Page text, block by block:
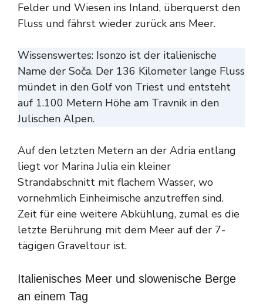
Felder und Wiesen ins Inland, überquerst den
Fluss und fährst wieder zurück ans Meer.
Wissenswertes: Isonzo ist der italienische
Name der Soča. Der 136 Kilometer lange Fluss
mündet in den Golf von Triest und entsteht
auf 1.100 Metern Höhe am Travnik in den
Julischen Alpen.
Auf den letzten Metern an der Adria entlang
liegt vor Marina Julia ein kleiner
Strandabschnitt mit flachem Wasser, wo
vornehmlich Einheimische anzutreffen sind.
Zeit für eine weitere Abkühlung, zumal es die
letzte Berührung mit dem Meer auf der 7-
tägigen Graveltour ist.
Italienisches Meer und slowenische Berge
an einem Tag